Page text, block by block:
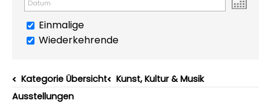
Einmalige
Wiederkehrende
Kategorie Übersicht
Kunst, Kultur & Musik
Ausstellungen